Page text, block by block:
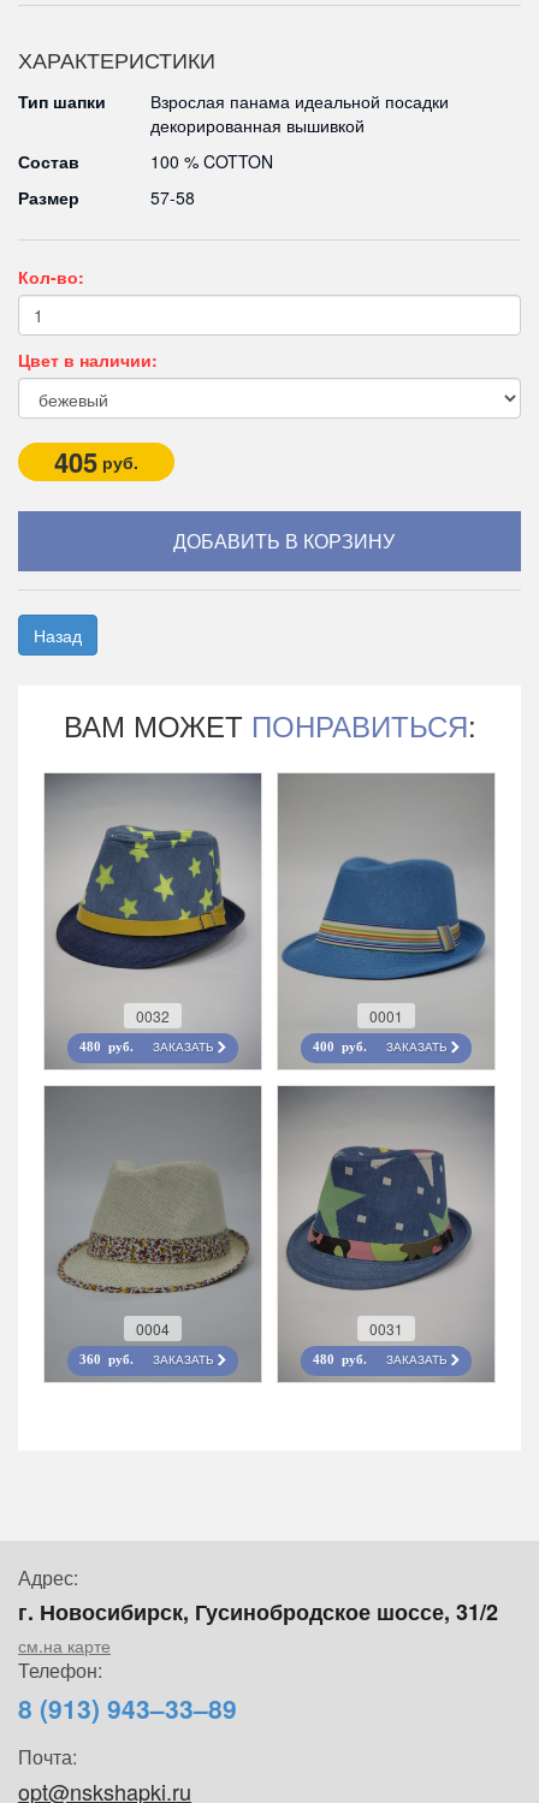
ХАРАКТЕРИСТИКИ
Тип шапки
Взрослая панама идеальной посадки
декорированная вышивкой
Состав
100 % COTTON
Размер
57-58
Кол-во:
Цвет в наличии:
405 руб.
Назад
ВАМ МОЖЕТ ПОНРАВИТЬСЯ:
0032
480 руб. ЗАКАЗАТЬ
0001
400 руб. ЗАКАЗАТЬ
0004
360 руб. ЗАКАЗАТЬ
0031
480 руб. ЗАКАЗАТЬ
Адрес:
г. Новосибирск, Гусинобродское шоссе, 31/2
см.на карте
Телефон:
8 (913) 943–33–89
Почта:
opt@nskshapki.ru